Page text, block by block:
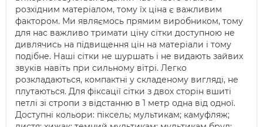
розхідним матеріалом, тому їх ціна є важливим
фактором. Ми являємось прямим виробником, тому
для нас важливо тримати ціну сітки доступною не
дивлячись на підвищення цін на матеріали і тому
подібне. Наші сітки не шуршать і не видають зайвих
звуків навіть при сильному вітрі. Легко
розкладаються, компактні у складеному вигляді, не
плутаються. Для фіксації сітки з двох сторін вшиті
петлі зі стропи з відстанню в 1 метр одна від одної.
Доступні кольори: піксель; мультикам; камуфляж;